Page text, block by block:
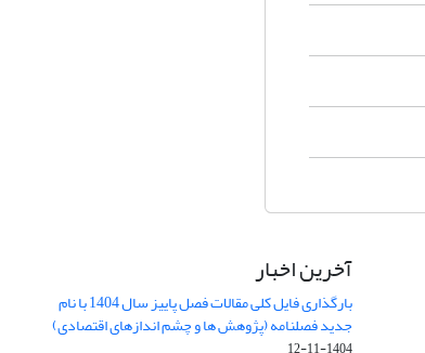
آخرین اخبار
بارگذاری فایل کلی مقالات فصل پاییز سال 1404 با نام
جدید فصلنامه (پژوهش ها و چشم اندازهای اقتصادی)